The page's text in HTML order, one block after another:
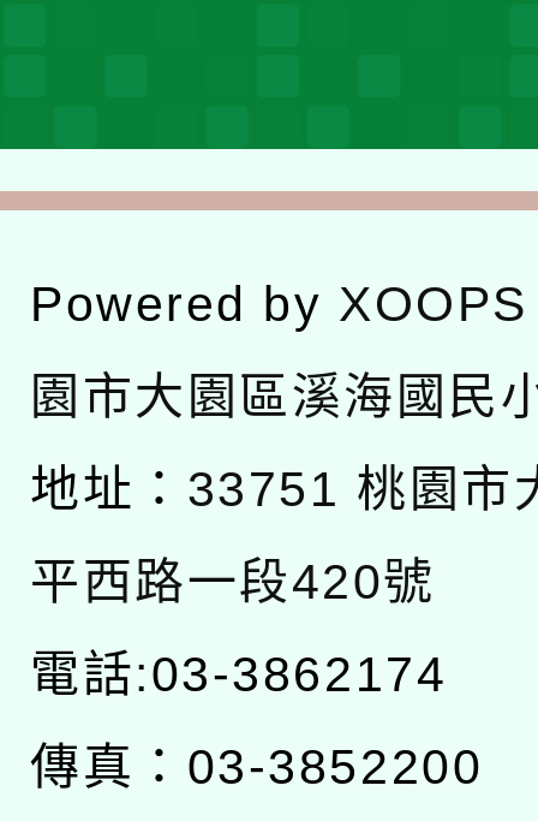
Powered by XOOPS
園市大園區溪海國民
地址： 33751 桃園市
平西路一段420號
電話:03-3862174
傳真：03-3852200